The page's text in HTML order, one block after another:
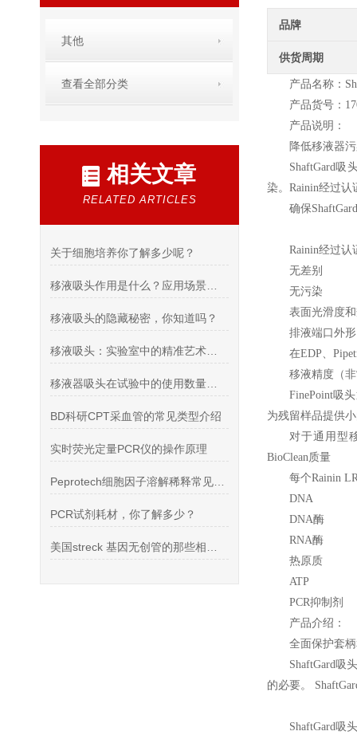
其他
查看全部分类
相关文章
RELATED ARTICLES
关于细胞培养你了解多少呢？
移液吸头的隐藏秘密，你知道吗？
BD科研CPT采血管的常见类型介绍
实时荧光定量PCR仪的操作原理
PCR试剂耗材，你了解多少？
品牌
供货周期
产品名称：
产品货号：
产品说明：
降低移液器
ShaftGard吸
染。Rainin经过认
确保
Rainin经过认
无差别
无污染
表面光滑度
排液端口外
在EDP、
移液精度（
FinePoint吸
为残留样品提供
对于通用型
BioClean质量
每个Rainin
DNA
DNA酶
RNA酶
热原质
ATP
PCR抑制剂
产品介绍：
全面保护套
ShaftGard吸
的必要。
ShaftGard吸